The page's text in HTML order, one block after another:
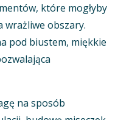
które mogłyby
wrażliwe obszary.
pod biustem, miękkie
na sposób